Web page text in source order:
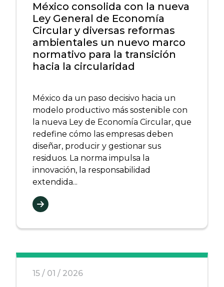
México consolida con la nueva
Ley General de Economía
Circular y diversas reformas
ambientales un nuevo marco
normativo para la transición
hacia la circularidad
México da un paso decisivo hacia un
modelo productivo más sostenible con
la nueva Ley de Economía Circular, que
redefine cómo las empresas deben
diseñar, producir y gestionar sus
residuos. La norma impulsa la
innovación, la responsabilidad
extendida...
15 / 01 / 2026